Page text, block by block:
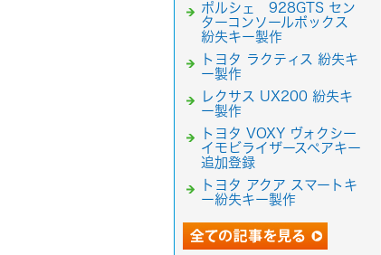
ポルシェ 928GTS セン
ターコンソールボックス
紛失キー製作
トヨタ ラクティス 紛失キ
ー製作
レクサス UX200 紛失キ
ー製作
トヨタ VOXY ヴォクシー
イモビライザースペアキー
追加登録
トヨタ アクア スマートキ
ー紛失キー製作